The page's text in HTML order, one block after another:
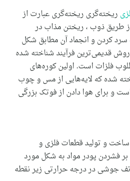
ریخته‌گری ریخته‌گری عبارت از
طریق ذوب ، ریختن مذاب در
سرد کردن و انجماد آن مطابق شکل
قدیمی‌‌ترین فرآیند شناخته شده
فلزات است. اولین کوره‌های
شده که لایه‌هایی از مس و چوب
و برای هوا دادن از فوتک بزرگی
و تولید قطعات فلزی و
فشردن پودر مواد به شکل مورد
جوشی در درجه حرارتی زیر نقطه